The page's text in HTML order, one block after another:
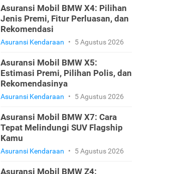
Asuransi Mobil BMW X4: Pilihan
Jenis Premi, Fitur Perluasan, dan
Rekomendasi
Asuransi Kendaraan • 5 Agustus 2026
Asuransi Mobil BMW X5:
Estimasi Premi, Pilihan Polis, dan
Rekomendasinya
Asuransi Kendaraan • 5 Agustus 2026
Asuransi Mobil BMW X7: Cara
Tepat Melindungi SUV Flagship
Kamu
Asuransi Kendaraan • 5 Agustus 2026
Asuransi Mobil BMW Z4: